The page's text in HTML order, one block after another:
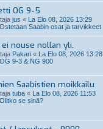
OG 9-5
jus « La Elo 08, 2026 13:29
Ostetaan Saabin osat ja tarvikkeet
nouse nollan yli.
Pakari « La Elo 08, 2026 13:28
OG 9-3 & NG 900
Saabistien moikkailu
tuba « La Elo 08, 2026 11:53
Olitko se sinä?